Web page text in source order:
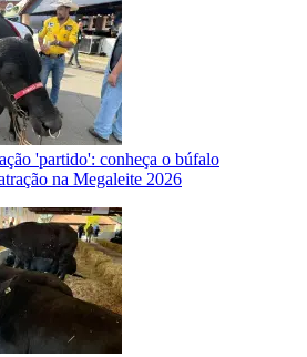
'partido': conheça o búfalo
na Megaleite 2026